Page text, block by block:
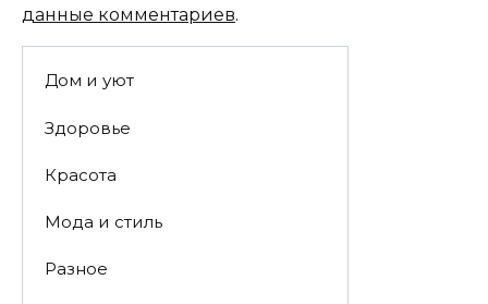
данные комментариев.
Дом и уют
Здоровье
Красота
Мода и стиль
Разное